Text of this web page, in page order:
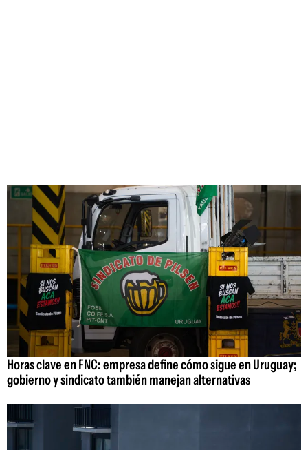
Horas clave en FNC: empresa define cómo sigue en Uruguay;
gobierno y sindicato también manejan alternativas